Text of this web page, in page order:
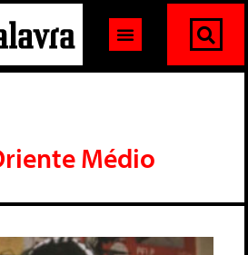
Médio